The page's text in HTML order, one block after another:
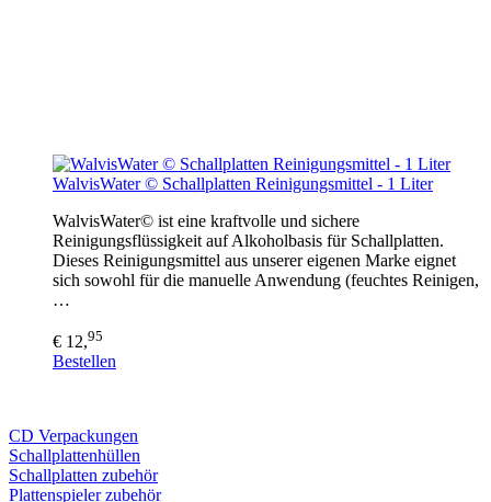
WalvisWater © Schallplatten Reinigungsmittel - 1 Liter
WalvisWater© ist eine kraftvolle und sichere
Reinigungsflüssigkeit auf Alkoholbasis für Schallplatten.
Dieses Reinigungsmittel aus unserer eigenen Marke eignet
sich sowohl für die manuelle Anwendung (feuchtes Reinigen,
…
€ 12,95
Bestellen
CD Verpackungen
Schallplattenhüllen
Schallplatten zubehör
Plattenspieler zubehör